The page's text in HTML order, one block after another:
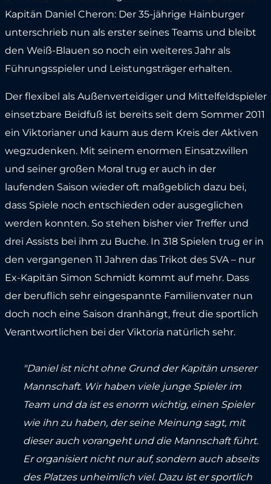
Kapitän Daniel Cheron: Der 35-jährige Hainburger
unterschrieb nun als erster seines Teams und bleibt
den Weiß-Blauen so noch ein weiteres Jahr als
Führungsspieler und Leistungsträger erhalten.
Der flexibel als Außenverteidiger und Mittelfeldspieler
einsetzbare Beidfuß ist bereits seit dem Sommer 2011
ein Viktorianer und kaum aus dem Kreis der Aktiven
wegzudenken. Mit seinem enormen Einsatzwillen
und seiner großen Moral trug er auch in der
laufenden Saison wieder oft maßgeblich dazu bei,
dass Spiele noch entschieden oder ausgeglichen
werden konnten. So stehen bisher vier Treffer und
drei Assists bei ihm zu Buche. In 318 Spielen trug er in
den vergangenen 11 Jahren das Trikot des SVA – nur
Ex-Kapitän Simon Schmidt kommt auf mehr. Dass
der beruflich sehr eingespannte Familienvater nun
doch noch eine Saison dranhängt, freut die sportlich
Verantwortlichen bei der Viktoria natürlich sehr.
"Daniel ist nicht ohne Grund der Kapitän unserer
Mannschaft. Wir haben viele junge Spieler im
Team und da ist es enorm wichtig, einen Spieler
wie ihn zu haben, der seine Meinung sagt, mit
dieser auch vorangeht und die Mannschaft führt.
Er organisiert nicht nur auf, sondern auch abseits
des Platzes unheimlich viel. Dazu ist er sportlich